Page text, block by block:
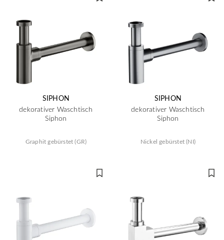
SIPHON
dekorativer Waschtisch
Siphon
Graphit gebürstet (GR)
SIPHON
dekorativer Waschtisch
Siphon
Nickel gebürstet (NI)